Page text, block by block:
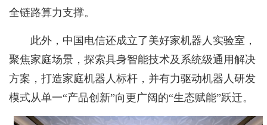
全链路算力支撑。
此外，中国电信还成立了美好家机器人实验室，
聚焦家庭场景，探索具身智能技术及系统级通用解决
方案，打造家庭机器人标杆，并有力驱动机器人研发
模式从单一“产品创新”向更广阔的“生态赋能”跃迁。